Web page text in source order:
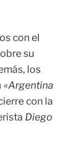
con el
su
los
«Argentina
con la
Diego